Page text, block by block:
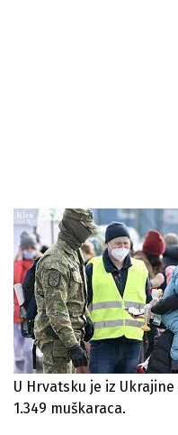
U Hrvatsku je iz
1.349 muškaraca.